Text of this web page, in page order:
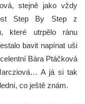
stejně jako vždy
Step By Step z
které utrpělo ránu
bavit napínat uši
Bára Ptáčková
A já si tak
co ještě znám.